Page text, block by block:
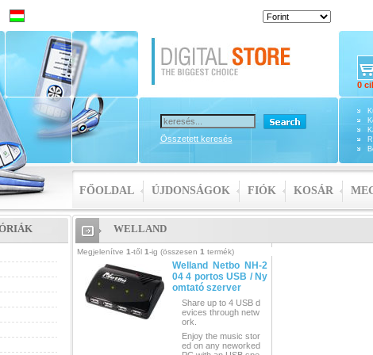
Összetett keresés
0
FŐOLDAL ÚJDONSÁGOK FIÓK KOSÁR
WELLAND
Megjelenítve 1-től 1-ig (összesen 1 termék)
Welland Netbo NH-2
04 4 portos USB / Ny
omtató szerver
Share up to 4 USB d
evices through netw
ork.
Enjoy the music stor
ed on any neworked